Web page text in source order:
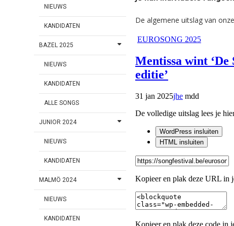
NIEUWS
KANDIDATEN
BAZEL 2025
NIEUWS
KANDIDATEN
ALLE SONGS
JUNIOR 2024
NIEUWS
KANDIDATEN
MALMÖ 2024
NIEUWS
KANDIDATEN
De algemene uitslag van